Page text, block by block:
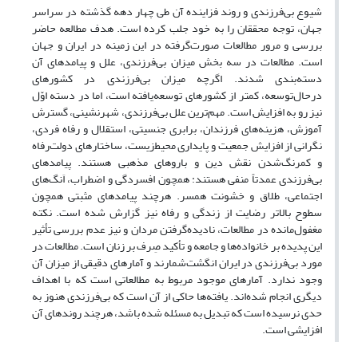
شیوع بی‌فرزندی و روند فزاینده آن طی چهار دهه گذشته در سراسر
جهان، توجه محققان را به خود جلب کرده است. هدف مطالعه حاضر
بررسی و مرور مطالعات صورت‌گرفته در این زمینه در ایران و جهان
است. مطالعات در سه بخش میزان بی‌فرزندی، علل و پیامدهای آن
دسته‌بندی شدند. اگرچه میزان بی‌فرزندی در کشورهای
درحال‌توسعه، کمتر از کشورهای توسعه‌یافته است، اما در دسته اوّل
نیز رو به افزایش است. مهم‌ترین علل بی‌فرزندی، شهرنشینی، گسترش
آموزش، هزینه‌های فرزندان، برابری جنسیتی، استقلال و رفاه فردی،
نگرانی از افزایش جمعیت و پایداری محیط‌زیست، ساختارهای دولت‌رفاه
و کمرنگ‌شدن نقش دین و باروهای مذهبی هستند. پیامدهای
بی‌فرزندی عمدتاً منفی هستند: همچون افسردگی و اضطراب، اَنگ‌های
اجتماعی، طلاق و خشونت همسر. هرچند پیامدهای مثبتی همچون
سطوح بالاتر رضایت از زندگی و رفاه نیز گزارش شده است. نکته
مغفول‌مانده در مطالعات، نادیده‌گرفتن مردان و نیز عدم ‌بررسی تأثیر
این پدیده بر خانواده‌ها و جامعه و تأکید صِرف بر زنان است. مطالعات در
مورد بی‌فرزندی در ایران انگشت‌شمارند و آمارهای دقیقی از میزان آن
وجود ندارد. آمارهای موجود مربوط به مطالعاتی است که با اهداف
دیگری انجام شده‌اند. یافته‌ها حاکی از آن است که بی‌فرزندی هنوز به
حدی نرسیده است که تبدیل به مسئله شده باشد، هرچند روندهای آن
افزایشی است.